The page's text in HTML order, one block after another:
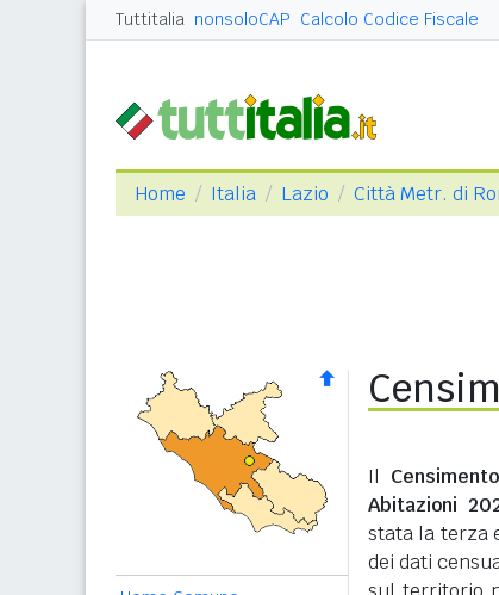
Tuttitalia nonsoloCAP Calcolo Codice Fiscale
Home Italia Lazio Città Metr. di
Il
Abitazioni
stata la terza
dei dati